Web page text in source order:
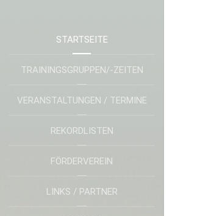
STARTSEITE
TRAININGSGRUPPEN/-ZEITEN
VERANSTALTUNGEN / TERMINE
REKORDLISTEN
FÖRDERVEREIN
LINKS / PARTNER